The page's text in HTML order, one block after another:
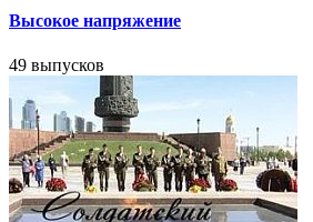
Высокое напряжение
49 выпусков